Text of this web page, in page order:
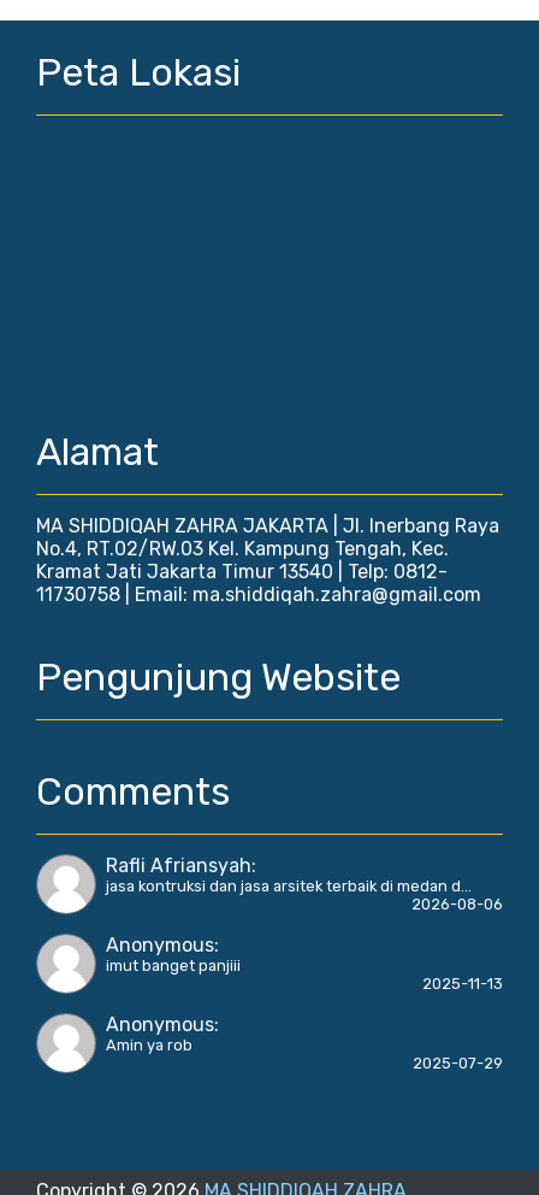
Peta Lokasi
Alamat
MA SHIDDIQAH ZAHRA JAKARTA | Jl. Inerbang Raya
No.4, RT.02/RW.03 Kel. Kampung Tengah, Kec.
Kramat Jati Jakarta Timur 13540 | Telp: 0812-
11730758 | Email: ma.shiddiqah.zahra@gmail.com
Pengunjung Website
Comments
Rafli Afriansyah:
jasa kontruksi dan jasa arsitek terbaik di medan d...
2026-08-06
Anonymous:
imut banget panjiii
2025-11-13
Anonymous:
Amin ya rob
2025-07-29